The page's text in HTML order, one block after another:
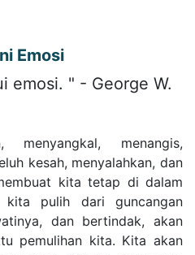
Emosi
emosi. " - George W.
menyangkal, menangis,
kesah, menyalahkan, dan
kita tetap di dalam
kita pulih dari guncangan
dan bertindak, akan
pemulihan kita. Kita akan